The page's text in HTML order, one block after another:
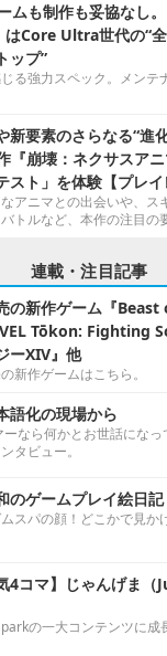
ムも制作も妥協なし
Core Ultra世代の“
ップ”
る強力スペック。メンテ
新要素のさらなる“進
『崩壊：ネクサスア
スト」を体験【プレイ
アニマとの出会いや、ス
トルなど、本作の注目の
連載・注目記事
の新作ゲーム『
Tōkon: Fighting
ーXIV』他
新作ゲームはこちら。
語化の現場から
ーなら何かとお世話にな
タビュー。
のゲームプレイ絵日記
スパの顔！どこかで見か
気4コマ】じゃんげま
の一大コンテンツに成